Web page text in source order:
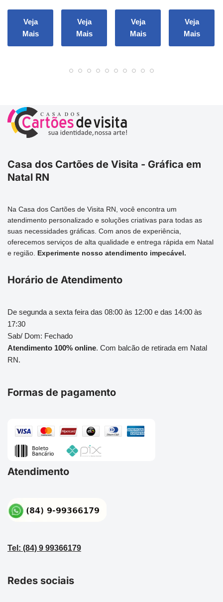
Veja
Mais
Veja
Mais
Veja
Mais
Veja
Mais
Casa dos Cartões de Visita - Gráfica em
Natal RN
Na Casa dos Cartões de Visita RN, você encontra um
atendimento personalizado e soluções criativas para todas as
suas necessidades gráficas. Com anos de experiência,
oferecemos serviços de alta qualidade e entrega rápida em Natal
e região. Experimente nosso atendimento impecável.
Horário de Atendimento
De segunda a sexta feira das 08:00 às 12:00 e das 14:00 às
17:30
Sab/ Dom: Fechado
Atendimento 100% online. Com balcão de retirada em Natal
RN.
Formas de pagamento
Atendimento
Tel: (84) 9 99366179
Redes sociais